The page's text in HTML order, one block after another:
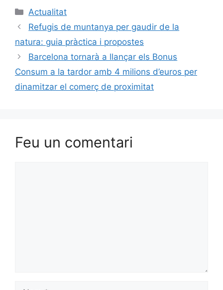
Categories
Actualitat
Refugis de muntanya per gaudir de la
natura: guia pràctica i propostes
Barcelona tornarà a llançar els Bonus
Consum a la tardor amb 4 milions d’euros per
dinamitzar el comerç de proximitat
Feu un comentari